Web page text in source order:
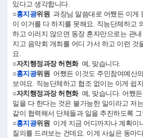
있다고 생각합니다.
○홍지광위원 과장님 말씀대로 어쨌든 이게
이 이거를 다 하지를 못해요. 직능단체하고
하고 이러지 않으면 동장 혼자만으로는 관
지고 음악회 개최를 어디 가서 하고 이런 것
요.
○자치행정과장 허현화예, 맞습니다.
○홍지광위원 어쨌든 이것도 주민참여예산
보여요. 직능단체하고 협조 없이는 이게 쉽
○자치행정과장 허현화예, 맞습니다. 어쨌
일을 다 한다는 것은 불가능한 일이라고 저
같이 협력해서 단체들과 일을 추진하도록
○홍지광위원 이게 지금 어디까지나 계획이
질의를 드려보는 건데요. 이게 사실은 동마